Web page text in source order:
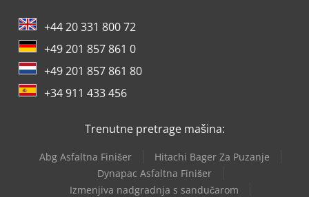
+44 20 331 800 72
+49 201 857 861 0
+49 201 857 861 80
+34 911 433 456
Trenutne pretrage mašina:
Abg Asfaltna Finišer
Hitachi Bager Za Puzanje
Dynapac Asfaltna Finišer
Izmenjiva nadgradnja s sandučarom